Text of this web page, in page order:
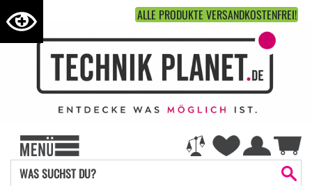
ALLE PRODUKTE VERSANDKOSTENFREI!